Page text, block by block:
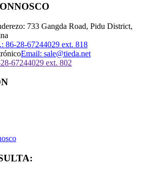
733 Gangda Road, Pidu District,
86-28-67244029 ext. 818
Email: sale@tieda.net
67244029 ext. 802